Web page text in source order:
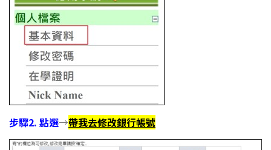
步驟2. 點選→帶我去修改銀行帳號